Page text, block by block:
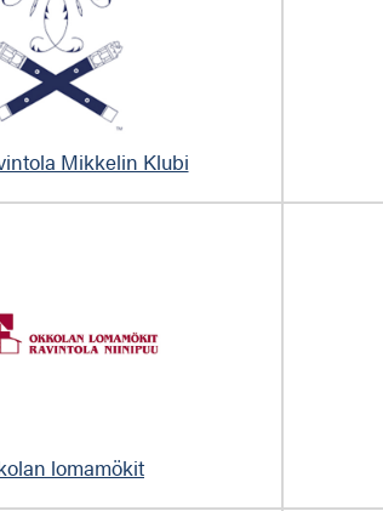
Mikkelin Klubi
lomamökit